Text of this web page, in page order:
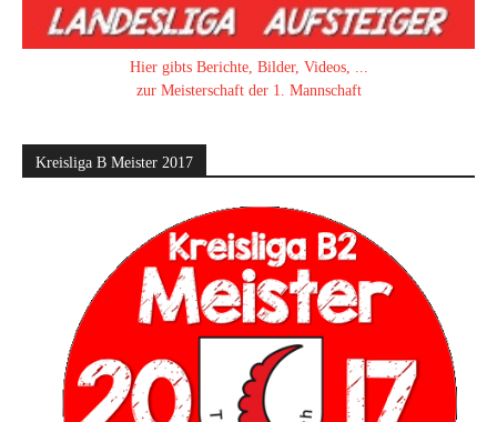
Hier gibts Berichte, Bilder, Videos, ...
zur Meisterschaft der 1. Mannschaft
Kreisliga B Meister 2017